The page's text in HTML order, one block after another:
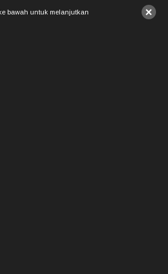
×
bawah untuk melanjutkan